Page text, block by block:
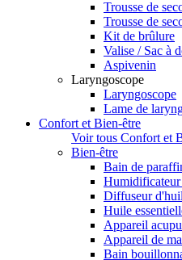
Trousse de
Trousse de
Kit de brûlure
Valise / Sac à
Aspivenin
Laryngoscope
Laryngoscope
Lame de
Confort et Bien-être
Voir tous Confort et
Bien-être
Bain de
Diffuseur
Huile
Appareil
Appareil de
Bain